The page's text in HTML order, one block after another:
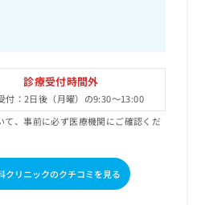
診療受付時間外
付：2日後（月曜）の9:30～13:00
て、事前に必ず医療機関にご確認くだ
クリニックのクチコミを見る